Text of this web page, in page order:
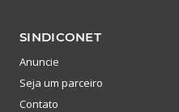
SINDICONET
Anuncie
Seja um parceiro
Contato